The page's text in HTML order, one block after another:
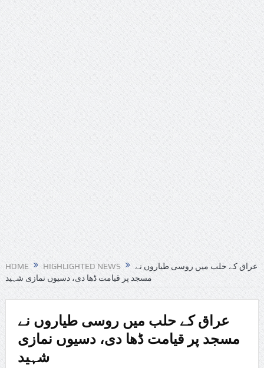
HOME HIGHLIGHTED NEWS
عراق کے حلب میں روسی طیاروں نے
مسجد پر قیامت ڈھا دی، دسیوں نمازی شہید
عراق کے حلب میں روسی طیاروں نے
مسجد پر قیامت ڈھا دی، دسیوں نمازی
شہید